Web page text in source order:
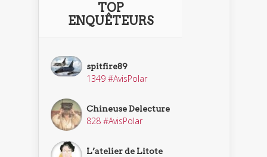
TOP
ENQUÊTEURS
spitfire89
1349 #AvisPolar
Chineuse Delecture
828 #AvisPolar
L’atelier de Litote